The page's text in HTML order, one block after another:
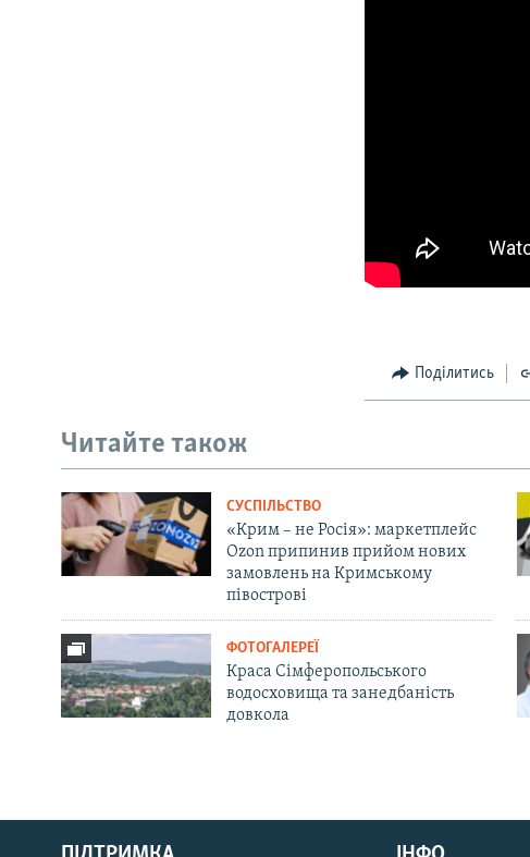
Русский
Поділитись
Читайте також
СУСПІЛЬСТВО
«Крим – не Росія»: маркетплейс
Ozon припинив прийом нових
замовлень на Кримському
півострові
ФОТОГАЛЕРЕЇ
Краса Сімферопольського
водосховища та занедбаність
довкола